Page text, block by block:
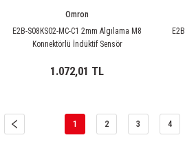
Omron
E2B-S08KS02-MC-C1 2mm Algılama M8
Konnektörlü İndüktif Sensör
1.072,01 TL
1 2 3 4